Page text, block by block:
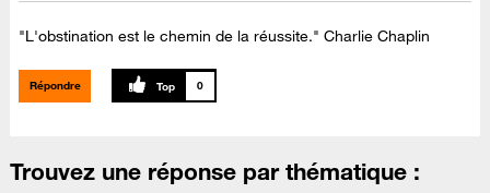
"L'obstination est le chemin de la réussite." Charlie Chaplin
Répondre 0
Trouvez une réponse par thématique :